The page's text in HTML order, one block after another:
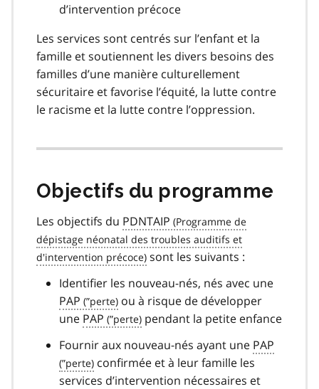
d’intervention précoce
Les services sont centrés sur l’enfant et la
famille et soutiennent les divers besoins des
familles d’une manière culturellement
sécuritaire et favorise l’équité, la lutte contre
le racisme et la lutte contre l’oppression.
Objectifs du programme
Les objectifs du PDNTAIP
sont les suivants :
Identifier les nouveau-nés, nés avec une
PAP
ou à risque de développer
une PAP
pendant la petite enfance
Fournir aux nouveau-nés ayant une PAP
confirmée et à leur famille les
services d’intervention nécessaires et